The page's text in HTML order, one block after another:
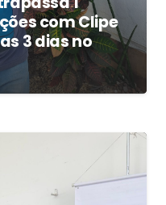
com Clipe
3 dias no